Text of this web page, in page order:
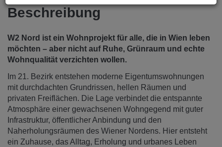
Beschreibung
W2 Nord ist ein Wohnprojekt für alle, die in Wien leben
möchten – aber nicht auf Ruhe, Grünraum und echte
Wohnqualität verzichten wollen.
Im 21. Bezirk entstehen moderne Eigentumswohnungen
mit durchdachten Grundrissen, hellen Räumen und
privaten Freiflächen. Die Lage verbindet die entspannte
Atmosphäre einer gewachsenen Wohngegend mit guter
Infrastruktur, öffentlicher Anbindung und den
Naherholungsräumen des Wiener Nordens. Hier entsteht
ein Zuhause, das Alltag, Erholung und urbanes Leben